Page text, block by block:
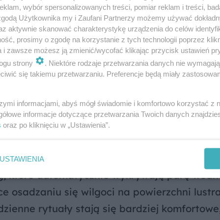
innowacyjne rozwiązania, które
luster. Przykładem mogą być
pokazujące godzinę,
także spotkać lustra z wbudowanymi
podczas porannej toalety. Kolejnym
które automatycznie wykrywają parę
osadzaniu się wilgoci na powierzchni
rytuały stają się bardziej
wybór spersonalizowanych treści, pomiar reklam i treści,
Użytkownika my i Zaufani Partnerzy możemy używać
aktywnie skanować charakterystykę urządzenia do celów
prosimy o zgodę na korzystanie z tych technologii poprzez
i zawsze możesz ją zmienić/wycofać klikając przycisk ustawień
strony
. Niektóre rodzaje przetwarzania danych nie
się takiemu przetwarzaniu. Preferencje będą miały
informacjami, abyś mógł świadomie i komfortowo korzystać z
informacje dotyczące przetwarzania Twoich danych
oraz po kliknięciu w „Ustawienia”.
USTAWIENIA